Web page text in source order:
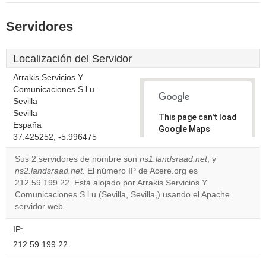
Servidores
Localización del Servidor
Arrakis Servicios Y
Comunicaciones S.l.u.
Sevilla
Sevilla
España
37.425252, -5.996475
This page can't load
Google Maps
own this
website?
Sus 2 servidores de nombre son ns1.landsraad.net, y
ns2.landsraad.net. El número IP de Acere.org es
212.59.199.22. Está alojado por Arrakis Servicios Y
Comunicaciones S.l.u (Sevilla, Sevilla,) usando el Apache
servidor web.
IP:
212.59.199.22